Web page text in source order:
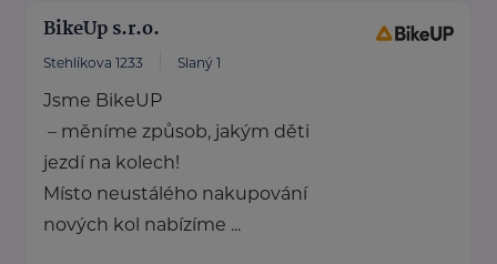
BikeUp s.r.o.
Stehlíkova 1233 Slaný 1
Jsme BikeUP
– měníme způsob, jakým děti
jezdí na kolech!
Místo neustálého nakupování
nových kol nabízíme ...